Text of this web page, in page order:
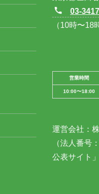
03-
（10時〜18
営業時間
10:00〜18:00
運営会社：
（法人番号：
公表サイト」